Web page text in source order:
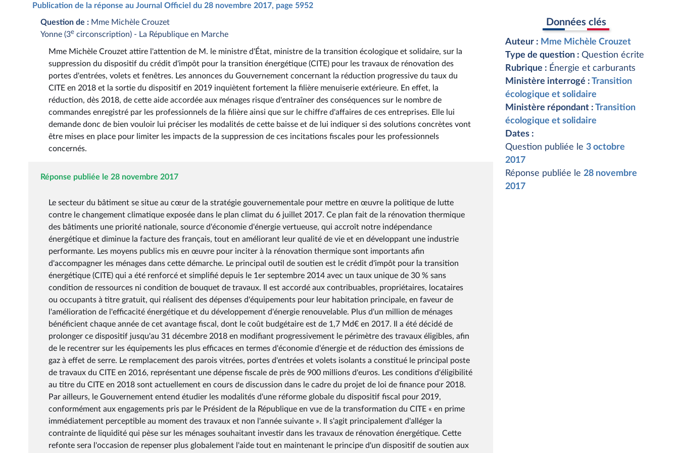
Publication de la réponse au Journal Officiel du 28 novembre 2017, page 5952
Question de : Mme Michèle Crouzet
Yonne (3e circonscription) - La République en Marche
Mme Michèle Crouzet attire l'attention de M. le ministre d'État, ministre de la transition écologique et solidaire, sur la
suppression du dispositif du crédit d'impôt pour la transition énergétique (CITE) pour les travaux de rénovation des
portes d'entrées, volets et fenêtres. Les annonces du Gouvernement concernant la réduction progressive du taux du
CITE en 2018 et la sortie du dispositif en 2019 inquiètent fortement la filière menuiserie extérieure. En effet, la
réduction, dès 2018, de cette aide accordée aux ménages risque d'entraîner des conséquences sur le nombre de
commandes enregistré par les professionnels de la filière ainsi que sur le chiffre d'affaires de ces entreprises. Elle lui
demande donc de bien vouloir lui préciser les modalités de cette baisse et de lui indiquer si des solutions concrètes vont
être mises en place pour limiter les impacts de la suppression de ces incitations fiscales pour les professionnels
concernés.
Réponse publiée le 28 novembre 2017
Le secteur du bâtiment se situe au cœur de la stratégie gouvernementale pour mettre en œuvre la politique de lutte
contre le changement climatique exposée dans le plan climat du 6 juillet 2017. Ce plan fait de la rénovation thermique
des bâtiments une priorité nationale, source d'économie d'énergie vertueuse, qui accroît notre indépendance
énergétique et diminue la facture des français, tout en améliorant leur qualité de vie et en développant une industrie
performante. Les moyens publics mis en œuvre pour inciter à la rénovation thermique sont importants afin
d'accompagner les ménages dans cette démarche. Le principal outil de soutien est le crédit d'impôt pour la transition
énergétique (CITE) qui a été renforcé et simplifié depuis le 1er septembre 2014 avec un taux unique de 30 % sans
condition de ressources ni condition de bouquet de travaux. Il est accordé aux contribuables, propriétaires, locataires
ou occupants à titre gratuit, qui réalisent des dépenses d'équipements pour leur habitation principale, en faveur de
l'amélioration de l'efficacité énergétique et du développement d'énergie renouvelable. Plus d'un million de ménages
bénéficient chaque année de cet avantage fiscal, dont le coût budgétaire est de 1,7 Md€ en 2017. Il a été décidé de
prolonger ce dispositif jusqu'au 31 décembre 2018 en modifiant progressivement le périmètre des travaux éligibles, afin
de le recentrer sur les équipements les plus efficaces en termes d'économie d'énergie et de réduction des émissions de
gaz à effet de serre. Le remplacement des parois vitrées, portes d'entrées et volets isolants a constitué le principal poste
de travaux du CITE en 2016, représentant une dépense fiscale de près de 900 millions d'euros. Les conditions d'éligibilité
au titre du CITE en 2018 sont actuellement en cours de discussion dans le cadre du projet de loi de finance pour 2018.
Par ailleurs, le Gouvernement entend étudier les modalités d'une réforme globale du dispositif fiscal pour 2019,
conformément aux engagements pris par le Président de la République en vue de la transformation du CITE « en prime
immédiatement perceptible au moment des travaux et non l'année suivante ». Il s'agit principalement d'alléger la
contrainte de liquidité qui pèse sur les ménages souhaitant investir dans les travaux de rénovation énergétique. Cette
refonte sera l'occasion de repenser plus globalement l'aide tout en maintenant le principe d'un dispositif de soutien aux
Données clés
Auteur : Mme Michèle Crouzet
Type de question : Question écrite
Rubrique : Énergie et carburants
Ministère interrogé : Transition
écologique et solidaire
Ministère répondant : Transition
écologique et solidaire
Dates :
Question publiée le 3 octobre
2017
Réponse publiée le 28 novembre
2017